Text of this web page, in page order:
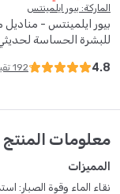
الماركة: بيور ايلمينتس
للبشرة الحساسة لحديثي
4.8
192
معلومات المنتج
المميزات
نقاء الماء وقوة الصبار: